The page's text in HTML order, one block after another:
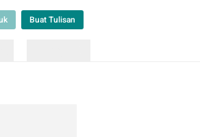
Buat Tulisan